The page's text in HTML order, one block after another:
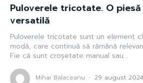
Puloverele tricotate. O
versatilă
Puloverele tricotate sunt un element
modă, care continuă să rămână
Fie că sunt croșetate manual sau...
Mihai Balaceanu - 29 august 2024